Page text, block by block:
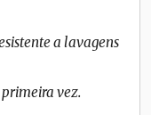
a lavagens
vez.